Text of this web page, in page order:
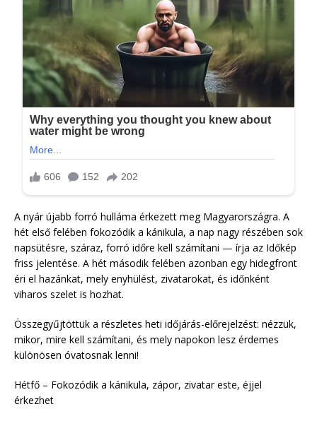
A nyár újabb forró hulláma érkezett meg Magyarországra. A
hét első felében fokozódik a kánikula, a nap nagy részében sok
napsütésre, száraz, forró időre kell számítani — írja az Időkép
friss jelentése. A hét második felében azonban egy hidegfront
éri el hazánkat, mely enyhülést, zivatarokat, és időnként
viharos szelet is hozhat.
Összegyűjtöttük a részletes heti időjárás-előrejelzést: nézzük,
mikor, mire kell számítani, és mely napokon lesz érdemes
különösen óvatosnak lenni!
Hétfő – Fokozódik a kánikula, zápor, zivatar este, éjjel
érkezhet